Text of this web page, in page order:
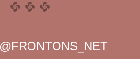
@FRONTONS_NET